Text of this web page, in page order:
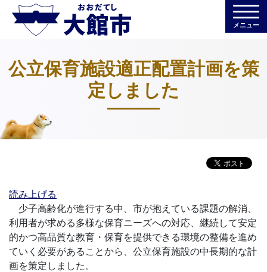
メニュー
公立保育施設適正配置計画を策
定しました
読み上げる
少子高齢化が進行する中、市が抱えている課題の解消、
利用者が求める多様な保育ニーズへの対応、継続して安定
的かつ高品質な教育・保育を提供できる環境の整備を進め
ていく必要があることから、公立保育施設の中長期的な計
画を策定しました。